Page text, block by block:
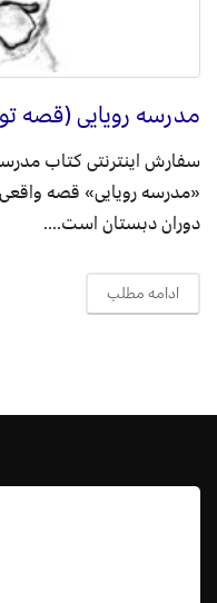
مدرسه رویایی (قصه
سفارش اینترنتی کتاب
«مدرسه رویایی» قصه واقعی
دوران دبستان است....
ادامه مطلب